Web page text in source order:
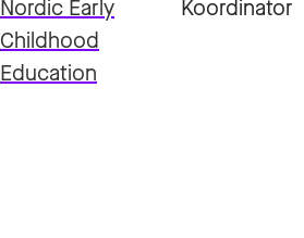
Nordic Early
Childhood
Education
Koordinator